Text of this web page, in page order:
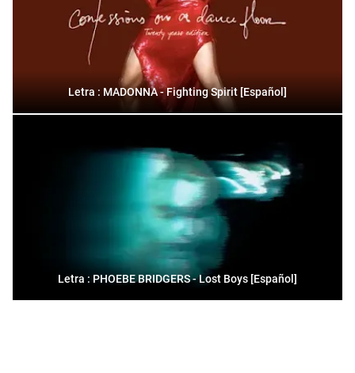
Letra : MADONNA - Fighting Spirit [Español]
Letra : PHOEBE BRIDGERS - Lost Boys [Español]